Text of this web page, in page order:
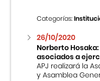
Categorías:
26/10/2020
Norberto
asociados a
APJ realizará la
y Asamblea